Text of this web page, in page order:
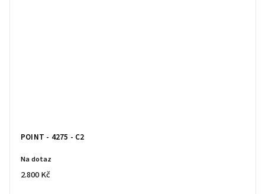
POINT - 4275 - C2
Na dotaz
2.800 Kč